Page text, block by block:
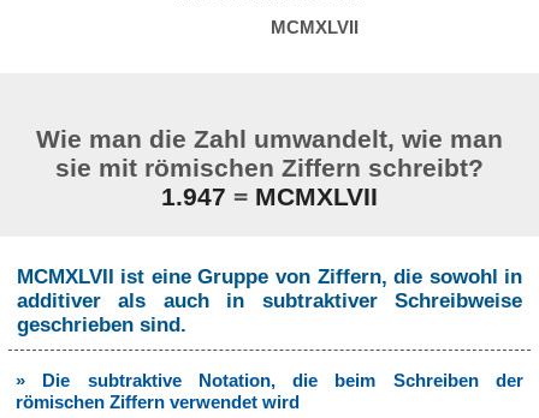
MCMXLVII
Wie man die Zahl umwandelt, wie man
sie mit römischen Ziffern schreibt?
1.947 = MCMXLVII
MCMXLVII ist eine Gruppe von Ziffern, die sowohl in
additiver als auch in subtraktiver Schreibweise
geschrieben sind.
» Die subtraktive Notation, die beim Schreiben der
römischen Ziffern verwendet wird